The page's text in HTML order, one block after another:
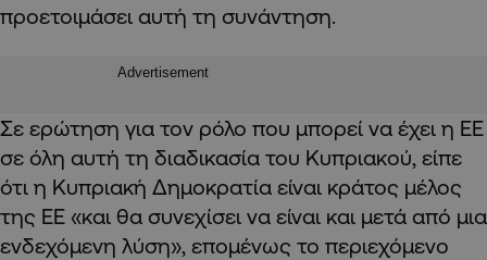
προετοιμάσει αυτή τη συνάντηση.
Advertisement
Σε ερώτηση για τον ρόλο που μπορεί να έχει η ΕΕ
σε όλη αυτή τη διαδικασία του Κυπριακού, είπε
ότι η Κυπριακή Δημοκρατία είναι κράτος μέλος
της ΕΕ «και θα συνεχίσει να είναι και μετά από μια
ενδεχόμενη λύση», επομένως το περιεχόμενο